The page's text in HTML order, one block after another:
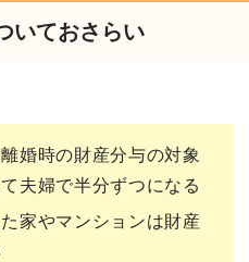
いておさらい
婚時の財産分与の対象
夫婦で半分ずつになる
家やマンションは財産